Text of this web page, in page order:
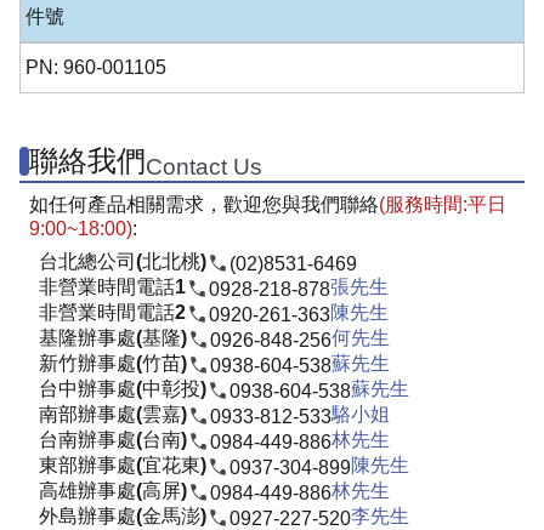
件號
PN: 960-001105
聯絡我們Contact Us
如任何產品相關需求，歡迎您與我們聯絡(服務時間:平日
9:00~18:00):
台北總公司(北北桃)
(02)8531-6469
非營業時間電話1
0928-218-878張先生
非營業時間電話2
0920-261-363陳先生
基隆辦事處(基隆)
0926-848-256何先生
新竹辦事處(竹苗)
0938-604-538蘇先生
台中辦事處(中彰投)
0938-604-538蘇先生
南部辦事處(雲嘉)
0933-812-533駱小姐
台南辦事處(台南)
0984-449-886林先生
東部辦事處(宜花東)
0937-304-899陳先生
高雄辦事處(高屏)
0984-449-886林先生
外島辦事處(金馬澎)
0927-227-520李先生